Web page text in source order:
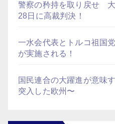
警察の矜持を取り戻せ
28日に高裁判決！
一水会代表とトルコ祖国
が実施される！
国民連合の大躍進が意味
突入した欧州〜